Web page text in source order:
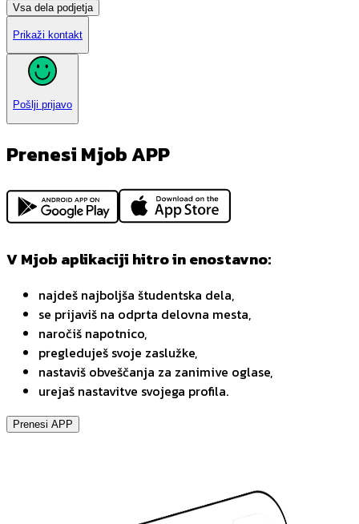
Vsa dela podjetja
Prikaži kontakt
Pošlji prijavo
Prenesi Mjob APP
V Mjob aplikaciji hitro in enostavno:
najdeš najboljša študentska dela,
se prijaviš na odprta delovna mesta,
naročiš napotnico,
pregleduješ svoje zaslužke,
nastaviš obveščanja za zanimive oglase,
urejaš nastavitve svojega profila.
Prenesi APP